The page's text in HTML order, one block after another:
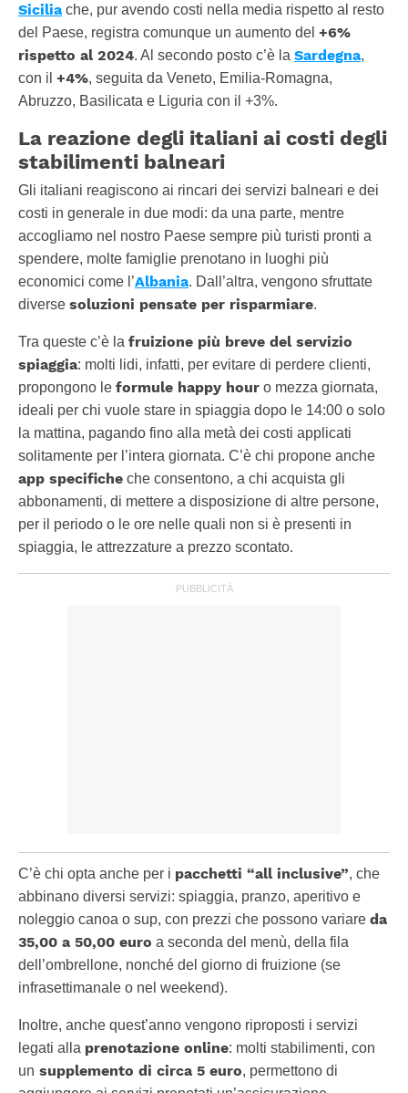
Siciliache, pur avendo costi nella media rispetto al resto
del Paese, registra comunque un aumento del +6%
rispetto al 2024. Al secondo posto c’è la Sardegna,
con il +4%, seguita da Veneto, Emilia-Romagna,
Abruzzo, Basilicata e Liguria con il +3%.
La reazione degli italiani ai costi degli
stabilimenti balneari
Gli italiani reagiscono ai rincari dei servizi balneari e dei
costi in generale in due modi: da una parte, mentre
accogliamo nel nostro Paese sempre più turisti pronti a
spendere, molte famiglie prenotano in luoghi più
economici come l’Albania. Dall’altra, vengono sfruttate
diverse soluzioni pensate per risparmiare.
Tra queste c’è la fruizione più breve del servizio
spiaggia: molti lidi, infatti, per evitare di perdere clienti,
propongono le formule happy hour o mezza giornata,
ideali per chi vuole stare in spiaggia dopo le 14:00 o solo
la mattina, pagando fino alla metà dei costi applicati
solitamente per l’intera giornata. C’è chi propone anche
app specifiche che consentono, a chi acquista gli
abbonamenti, di mettere a disposizione di altre persone,
per il periodo o le ore nelle quali non si è presenti in
spiaggia, le attrezzature a prezzo scontato.
C’è chi opta anche per i pacchetti “all inclusive”, che
abbinano diversi servizi: spiaggia, pranzo, aperitivo e
noleggio canoa o sup, con prezzi che possono variare da
35,00 a 50,00 euro a seconda del menù, della fila
dell’ombrellone, nonché del giorno di fruizione (se
infrasettimanale o nel weekend).
Inoltre, anche quest’anno vengono riproposti i servizi
legati alla prenotazione online: molti stabilimenti, con
un supplemento di circa 5 euro, permettono di